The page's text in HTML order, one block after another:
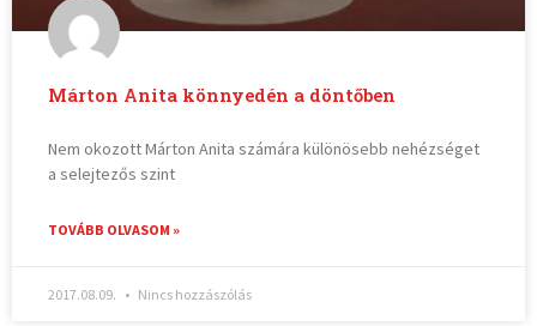
Márton Anita könnyedén a döntőben
Nem okozott Márton Anita számára különösebb nehézséget
a selejtezős szint
TOVÁBB OLVASOM »
2017.08.09. Nincs hozzászólás